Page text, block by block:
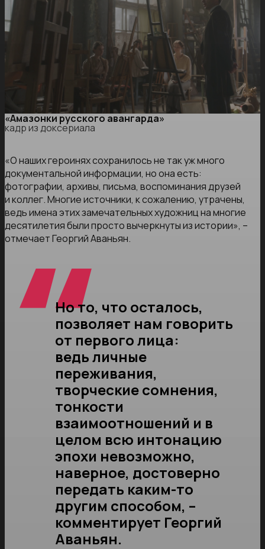
«Амазонки русского авангарда»
кадр из доксериала
«О наших героинях сохранилось не так уж много
документальной информации, но она есть:
фотографии, архивы, письма, воспоминания друзей
и коллег. Многие источники, к сожалению, утрачены,
ведь имена этих замечательных художниц на многие
десятилетия были просто вычеркнуты из истории», –
отмечает Георгий Аваньян.
Но то, что осталось,
позволяет нам говорить
от первого лица:
ведь личные
переживания,
творческие сомнения,
тонкости
взаимоотношений и в
целом всю интонацию
эпохи невозможно,
наверное, достоверно
передать каким-то
другим способом, –
комментирует Георгий
Аваньян.